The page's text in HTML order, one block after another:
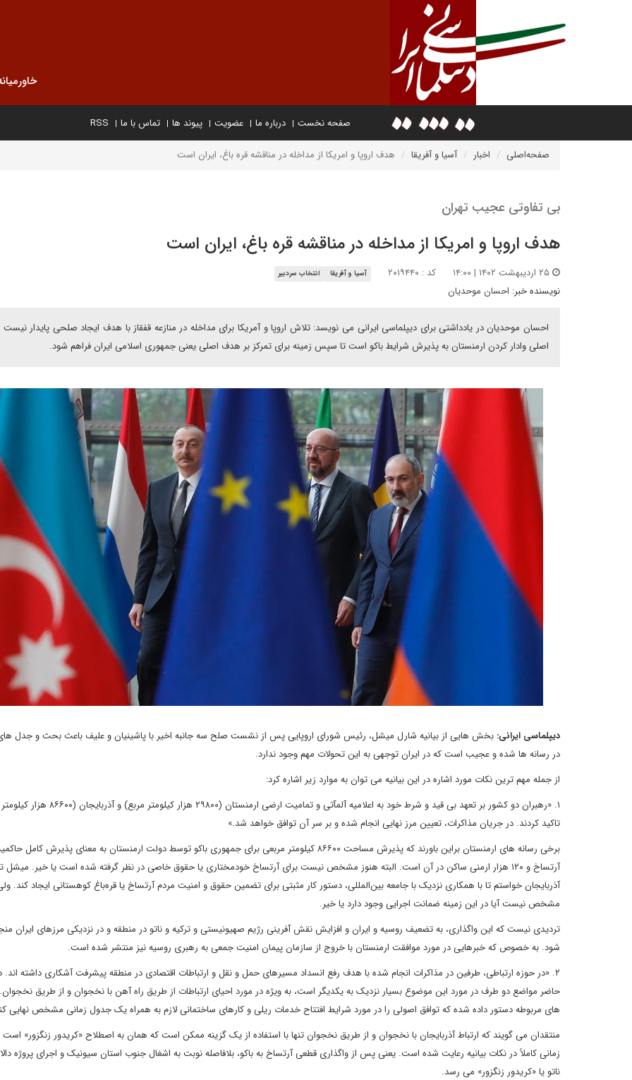
صفحه نخست درباره ما عضویت پیوند ها تماس با ما RSS
صفحه‌اصلی اخبار آسیا و آفریقا هدف اروپا و امریکا از مداخله در مناقشه قره باغ، ایران است
بی تفاوتی عجیب تهران
هدف اروپا و امریکا از مداخله در مناقشه قره باغ، ایران است
کد : ۲۰۱۹۴۴۰ آسیا و آفریقا انتخاب سردبیر
نویسنده خبر: احسان موحدیان
احسان موحدیان در یادداشتی برای دیپلماسی ایرانی می نویسد: تلاش اروپا و آمریکا برای مداخله در منازعه قفقاز با هدف ایجاد صلحی پایدار
اصلی وادار کردن ارمنستان به پذیرش شرایط باکو است تا سپس زمینه برای تمرکز بر هدف اصلی یعنی جمهوری اسلامی ایران فراهم شود.
دیپلماسی ایرانی: بخش هایی از بیانیه شارل میشل، رئیس شورای اروپایی پس از نشست صلح سه جانبه اخیر با پاشینیان و علیف باعث بحث و جدل
در رسانه ها شده و عجیب است که در ایران توجهی به این تحولات مهم وجود ندارد.
از جمله مهم ترین نکات مورد اشاره در این بیانیه می توان به موارد زیر اشاره کرد:
۱. «رهبران دو کشور بر تعهد بی قید و شرط خود به اعلامیه آلمآتی و تمامیت ارضی ارمنستان (۲۹۸۰۰
تاکید کردند. در جریان مذاکرات، تعیین مرز نهایی انجام شده و بر سر آن توافق خواهد شد.»
برخی رسانه های ارمنستان براین باورند که پذیرش مساحت ۸۶۶۰۰ کیلومتر مربعی برای جمهوری باکو توسط دولت ارمنستان به معنای پذیرش
آرتساخ و ۱۲۰ هزار ارمنی ساکن در آن است. البته هنوز مشخص نیست برای آرتساخ خودمختاری یا حقوق خاصی در نظر گرفته شده است یا خیر. میشل
آذربایجان خواستم تا با همکاری نزدیک با جامعه بین‌المللی، دستور کار مثبتی برای تضمین حقوق و امنیت مردم آرتساخ یا قره‌باغ کوهستانی ایجاد کند.
مشخص نیست آیا در این زمینه ضمانت اجرایی وجود دارد یا خیر.
تردیدی نیست که این واگذاری، به تضعیف روسیه و ایران و افزایش نقش آفرینی رژیم صهیونیستی و ترکیه و ناتو در منطقه و در نزدیکی مرزهای ایران
شود. به خصوص که خبرهایی در مورد موافقت ارمنستان با خروج از سازمان پیمان امنیت جمعی به رهبری روسیه نیز منتشر شده است.
۲. «در حوزه ارتباطی، طرفین در مذاکرات انجام شده با هدف رفع انسداد مسیرهای حمل و نقل و ارتباطات اقتصادی در منطقه پیشرفت آشکاری داشته اند.
حاضر مواضع دو طرف در مورد این موضوع بسیار نزدیک به یکدیگر است، به ویژه در مورد احیای ارتباطات از طریق راه آهن با نخجوان و از طریق
های مربوطه دستور داده شده که توافق اصولی را در مورد شرایط افتتاح خدمات ریلی و کارهای ساختمانی لازم به همراه یک جدول زمانی مشخص نهایی
منتقدان می گویند که ارتباط آذربایجان با نخجوان و از طریق نخجوان تنها با استفاده از یک گزینه ممکن است که همان به اصطلاح «کریدور زنگزور»
زمانی کاملاً در نکات بیانیه رعایت شده است. یعنی پس از واگذاری قطعی آرتساخ به باکو، بلافاصله نوبت به اشغال جنوب استان سیونیک و اجرای پروژه
ناتو یا «کریدور زنگزور» می رسد.